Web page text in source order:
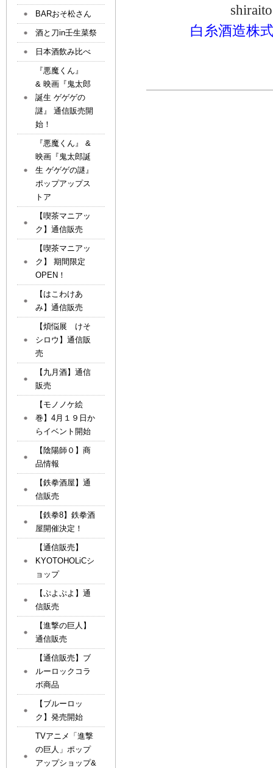
白糸酒造株
BARおそ松さん
酒と刀in壬生菜祭
日本酒飲み比べ
『悪魔くん』
& 映画『鬼太郎
誕生 ゲゲゲの
謎』 通信販売開
始！
『悪魔くん』 &
映画『鬼太郎誕
生 ゲゲゲの謎』
ポップアップス
トア
【喫茶マニアッ
ク】通信販売
【喫茶マニアッ
ク】 期間限定
OPEN！
【はこわけあ
み】通信販売
【煩悩展 けそ
シロウ】通信販
売
【九月酒】通信
販売
【モノノケ絵
巻】4月１９日か
らイベント開始
【陰陽師０】商
品情報
【鉄拳酒屋】通
信販売
【鉄拳8】鉄拳酒
屋開催決定！
【通信販売】
KYOTOHOLiCシ
ョップ
【ぷよぷよ】通
信販売
【進撃の巨人】
通信販売
【通信販売】ブ
ルーロックコラ
ボ商品
【ブルーロッ
ク】発売開始
TVアニメ「進撃
の巨人」ポップ
アップショップ&